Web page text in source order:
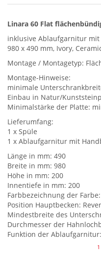
Linara 60 Flat
inklusive Ablaufgarnitur
980 x 490 mm, Ivory,
Montage / Montagetyp:
Montage-Hinweise:
minimale
Einbau in Natur/
Minimalstärke der Platte:
Lieferumfang:
1 x Spüle
1 x Ablaufgarnitur mit
Länge in mm: 490
Breite in mm: 980
Höhe in mm: 200
Innentiefe in mm: 200
Farbbezeichnung der
Position Hauptbecken:
Mindestbreite des
Durchmesser der
Funktion der
1